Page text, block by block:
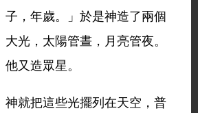
子，年歲。」於是神造了兩個
大光，太陽管晝，月亮管夜。
他又造眾星。
神就把這些光擺列在天空，普